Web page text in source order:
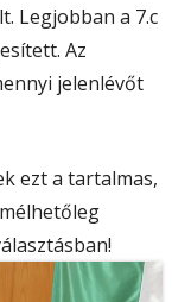
Legjobban a 7.c
Az
jelenlévőt
ezt a tartalmas,